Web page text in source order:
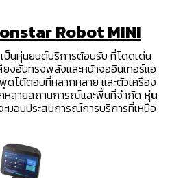
Robot MINI
เป็นหุ่นยนต์บริการต้อนรับ ที่โดดเด่น
งอันทรงพลังและหน้าจออินเทอร์แอ
โต้ตอบที่หลากหลาย และตัวเครื่อง
หลายสถานการณ์และพื้นที่จำกัด หุ่น
ะมอบประสบการณ์การบริการที่เหนือ